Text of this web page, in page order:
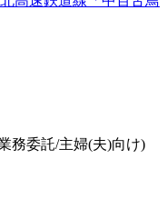
務委託/主婦(夫)向け)